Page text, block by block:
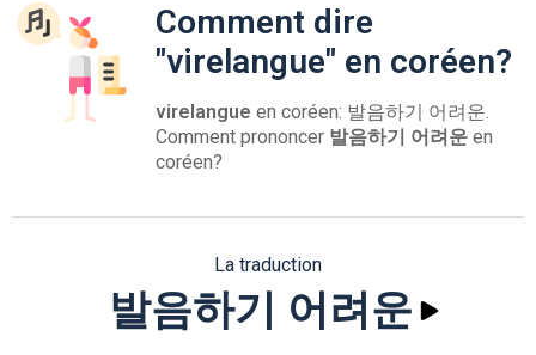
Comment dire
"virelangue" en coréen?
virelangue en coréen: 발음하기 어려운.
Comment prononcer 발음하기 어려운 en
coréen?
La traduction
발음하기 어려운